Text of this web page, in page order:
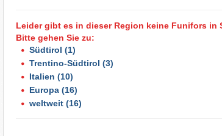
Leider gibt es in dieser Region keine Funifors in
Bitte gehen Sie zu:
Südtirol (1)
Trentino-Südtirol (3)
Italien (10)
Europa (16)
weltweit (16)